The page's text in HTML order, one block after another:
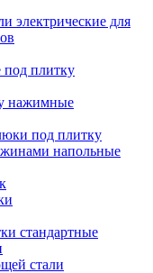
электрические для
плитку
нажимные
под плитку
напольные
стандартные
стали